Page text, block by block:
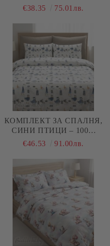
"СТРЕЛКИ СИВ"
€38.35 75.01лв.
КОМПЛЕКТ ЗА СПАЛНЯ,
СИНИ ПТИЦИ – 100%
НАТУРАЛЕН ПАМУК
€46.53 91.00лв.